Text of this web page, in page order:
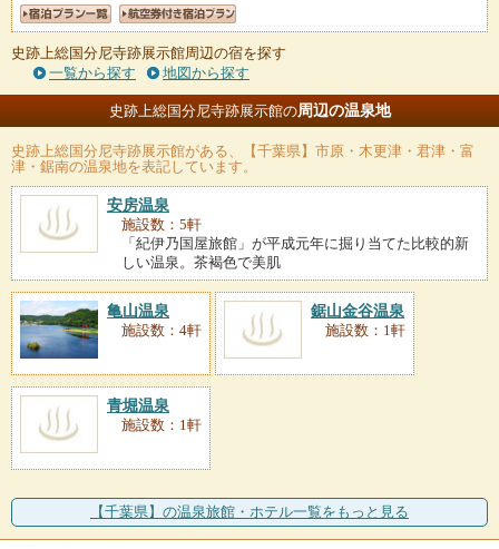
史跡上総国分尼寺跡展示館周辺の宿を探す
一覧から探す
地図から探す
史跡上総国分尼寺跡展示館の周辺の温泉地
史跡上総国分尼寺跡展示館がある、【千葉県】市原・木更津・君津・富
津・鋸南の温泉地を表記しています。
安房温泉
施設数：5軒
「紀伊乃国屋旅館」が平成元年に掘り当てた比較的新
しい温泉。茶褐色で美肌
亀山温泉
施設数：4軒
鋸山金谷温泉
施設数：1軒
青堀温泉
施設数：1軒
【千葉県】の温泉旅館・ホテル一覧をもっと見る